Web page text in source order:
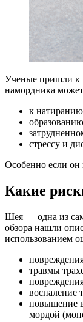
Ученые пришли к
намордника
к
стрессу и
Особенно если он
Какие
Шея — одна из
обзора нашли
использованием
травмы
воспаление
повышение
мордой